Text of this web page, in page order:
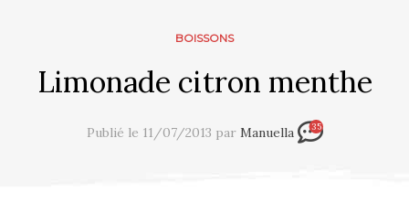
BOISSONS
Limonade citron menthe
Publié le 11/07/2013 par Manuella 35